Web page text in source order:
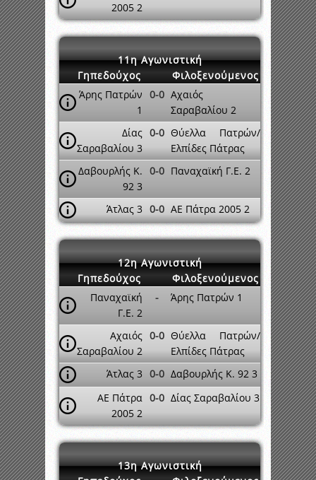
2005 2
11η Αγωνιστική
Γηπεδούχος
Φιλοξενούμενος
Άρης Πατρών
1
0-0 Αχαιός
Σαραβαλίου 2
Δίας
Σαραβαλίου 3
0-0 Θύελλα Πατρών/
Ελπίδες Πάτρας
Δαβουρλής Κ.
92 3
0-0 Παναχαϊκή Γ.Ε. 2
Άτλας 3 0-0 ΑΕ Πάτρα 2005 2
12η Αγωνιστική
Γηπεδούχος
Φιλοξενούμενος
Παναχαϊκή
Γ.Ε. 2
- Άρης Πατρών 1
Αχαιός
Σαραβαλίου 2
0-0 Θύελλα Πατρών/
Ελπίδες Πάτρας
Άτλας 3 0-0 Δαβουρλής Κ. 92 3
ΑΕ Πάτρα
2005 2
0-0 Δίας Σαραβαλίου 3
13η Αγωνιστική